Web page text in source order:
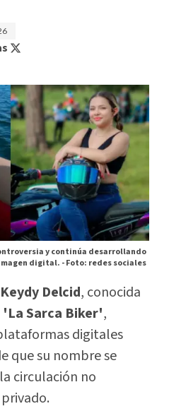
y continúa desarrollando
digital. -Foto: redes sociales
Keydy Delcid, conocida
'La Sarca Biker',
digitales
que su nombre se
circulación no